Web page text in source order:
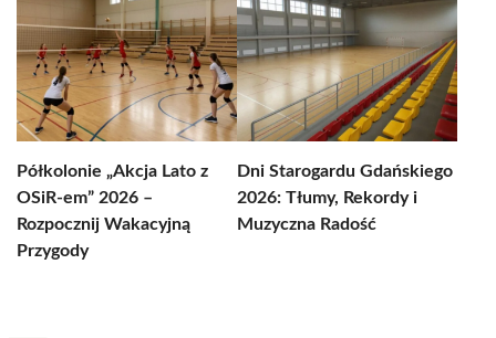
Półkolonie „Akcja Lato z
OSiR-em” 2026 –
Rozpocznij Wakacyjną
Przygody
Dni Starogardu Gdańskiego
2026: Tłumy, Rekordy i
Muzyczna Radość